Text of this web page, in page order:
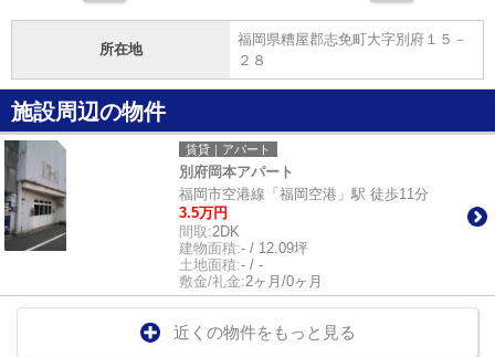
所在地
福岡県糟屋郡志免町大字別府１５－
２８
施設周辺の物件
賃貸｜アパート
別府岡本アパート
福岡市空港線「福岡空港」駅 徒歩11分
3.5万円
間取:2DK
建物面積:- / 12.09坪
土地面積:- / -
敷金/礼金:2ヶ月/0ヶ月
近くの物件をもっと見る